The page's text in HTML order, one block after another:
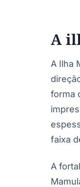
A
A Ilha
forma
faixa
A